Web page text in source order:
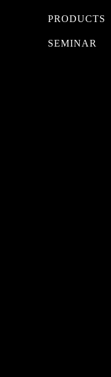
PRODUCTS
SEMINAR